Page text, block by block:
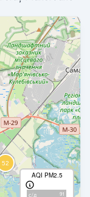
AQI PM2.5
с/д 91